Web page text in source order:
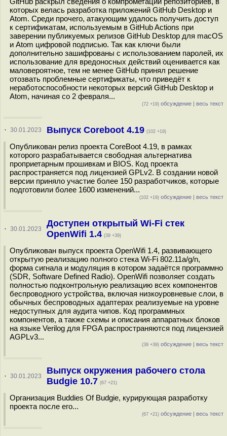
которых велась разработка приложений GitHub Desktop и
Atom. Среди прочего, атакующим удалось получить доступ
к сертификатам, используемым в GitHub Actions при
заверении публикуемых релизов GitHub Desktop для macOS
и Atom цифровой подписью. Так как ключи были
дополнительно зашифрованы с использованием паролей, их
использование для вредоносных действий оценивается как
маловероятное, тем не менее GitHub принял решение
отозвать проблемные сертификаты, что приведёт к
неработоспособности некоторых версий GitHub Desktop и
Atom, начиная со 2 февраля...
(72 +19) обсуждение | весь текст
· 30.01.2023 Выпуск Coreboot 4.19 (102 +19)
Опубликован релиз проекта CoreBoot 4.19, в рамках
которого разрабатывается свободная альтернатива
проприетарным прошивкам и BIOS. Код проекта
распространяется под лицензией GPLv2. В создании новой
версии приняло участие более 150 разработчиков, которые
подготовили более 1600 изменений...
(102 +19) обсуждение | весь текст
· 30.01.2023
Доступен открытый Wi-Fi стек
OpenWifi 1.4 (39 +39)
Опубликован выпуск проекта OpenWifi 1.4, развивающего
открытую реализацию полного стека Wi-Fi 802.11a/g/n,
форма сигнала и модуляция в котором задаётся программно
(SDR, Software Defined Radio). OpenWifi позволяет создать
полностью подконтрольную реализацию всех компонентов
беспроводного устройства, включая низкоуровневые слои, в
обычных беспроводных адаптерах реализуемые на уровне
недоступных для аудита чипов. Код программных
компонентов, а также схемы и описания аппаратных блоков
на языке Verilog для FPGA распространяются под лицензией
AGPLv3...
(39 +39) обсуждение | весь текст
· 30.01.2023
Выпуск окружения рабочего стола
Budgie 10.7 (67 +21)
Организация Buddies Of Budgie, курирующая разработку
проекта после его...
(67 +21) обсуждение | весь текст